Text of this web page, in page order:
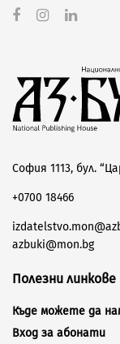
София 1113, бул.
+0700 18466
azbuki@mon.bg
Полезни линкове
Къде можете да
Вход за абонати